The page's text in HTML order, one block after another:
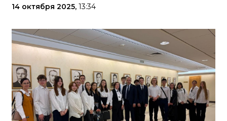
14 октября 2025, 13:34